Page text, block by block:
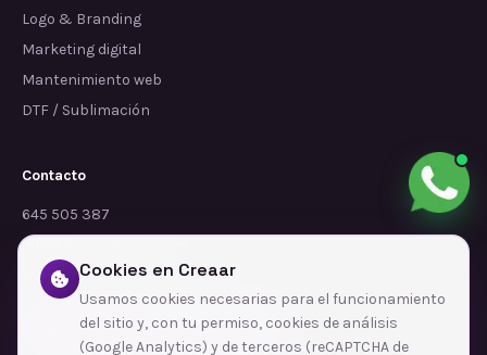
Logo & Branding
Marketing digital
Mantenimiento web
DTF / Sublimación
Contacto
645 505 387
info@dependalium.com
Mataró (Barcelona)
Déjanos tu reseña en Google
Cookies en Creaar
Usamos cookies necesarias para el funcionamiento
del sitio y, con tu permiso, cookies de análisis
(Google Analytics) y de terceros (reCAPTCHA de